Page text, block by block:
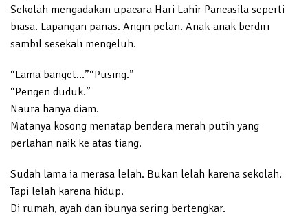
Sekolah mengadakan upacara Hari Lahir Pancasila seperti
biasa. Lapangan panas. Angin pelan. Anak-anak berdiri
sambil sesekali mengeluh.
“Lama banget…”“Pusing.”
“Pengen duduk.”
Naura hanya diam.
Matanya kosong menatap bendera merah putih yang
perlahan naik ke atas tiang.
Sudah lama ia merasa lelah. Bukan lelah karena sekolah.
Tapi lelah karena hidup.
Di rumah, ayah dan ibunya sering bertengkar.